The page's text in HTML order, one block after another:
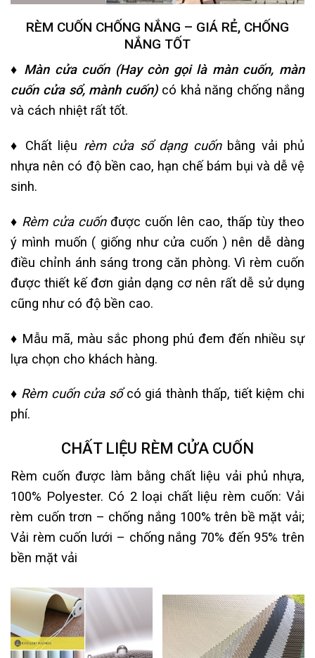
RÈM CUỐN CHỐNG NẮNG – GIÁ RẺ, CHỐNG
NẮNG TỐT
♦ Màn cửa cuốn (Hay còn gọi là màn cuốn, màn
cuốn cửa sổ, mành cuốn)có khả năng chống nắng
và cách nhiệt rất tốt.
♦ Chất liệu rèm cửa sổ dạng cuốnbằng vải phủ
nhựa nên có độ bền cao, hạn chế bám bụi và dễ vệ
sinh.
♦ Rèm cửa cuốnđược cuốn lên cao, thấp tùy theo
ý mình muốn ( giống như cửa cuốn ) nên dễ dàng
điều chỉnh ánh sáng trong căn phòng. Vì rèm cuốn
được thiết kế đơn giản dạng cơ nên rất dễ sử dụng
cũng như có độ bền cao.
♦ Mẫu mã, màu sắc phong phú đem đến nhiều sự
lựa chọn cho khách hàng.
♦ Rèm cuốn cửa sổcó giá thành thấp, tiết kiệm chi
phí.
CHẤT LIỆU RÈM CỬA CUỐN
Rèm cuốn được làm bằng chất liệu vải phủ nhựa,
100% Polyester. Có 2 loại chất liệu rèm cuốn: Vải
rèm cuốn trơn – chống nắng 100% trên bề mặt vải;
Vải rèm cuốn lưới – chống nắng 70% đến 95% trên
bền mặt vải